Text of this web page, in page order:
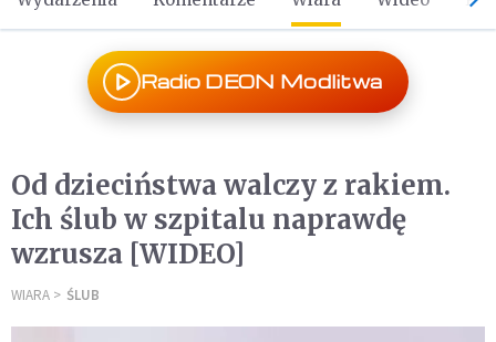
Radio DEON Modlitwa
Od dzieciństwa walczy z rakiem.
Ich ślub w szpitalu naprawdę
wzrusza [WIDEO]
WIARA ŚLUB